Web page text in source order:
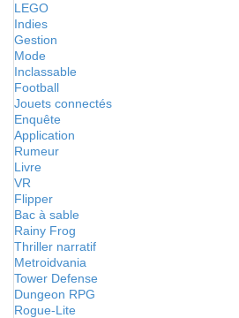
LEGO
Indies
Gestion
Mode
Inclassable
Football
Jouets connectés
Enquête
Application
Rumeur
Livre
VR
Flipper
Bac à sable
Rainy Frog
Thriller narratif
Metroidvania
Tower Defense
Dungeon RPG
Rogue-Lite